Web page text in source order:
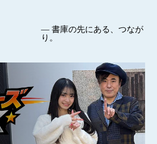
— 書庫の先にある、つなが
り。